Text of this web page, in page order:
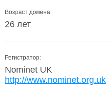
Возраст домена:
26 лет
Регистратор:
Nominet UK
http://www.nominet.org.uk